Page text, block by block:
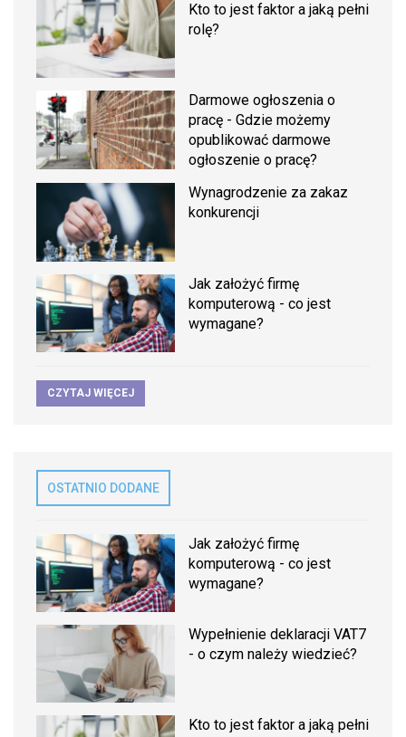
Kto to jest faktor a jaką pełni
rolę?
Darmowe ogłoszenia o
pracę - Gdzie możemy
opublikować darmowe
ogłoszenie o pracę?
Wynagrodzenie za zakaz
konkurencji
Jak założyć firmę
komputerową - co jest
wymagane?
CZYTAJ WIĘCEJ
OSTATNIO DODANE
Jak założyć firmę
komputerową - co jest
wymagane?
Wypełnienie deklaracji VAT7
- o czym należy wiedzieć?
Kto to jest faktor a jaką pełni